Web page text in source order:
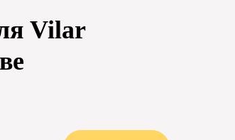
Vilar